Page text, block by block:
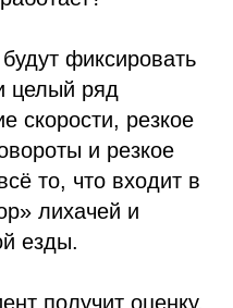
фиксировать
целый ряд
скорости, резкое
и резкое
то, что входит в
лихачей и
езды.
получит оценку,